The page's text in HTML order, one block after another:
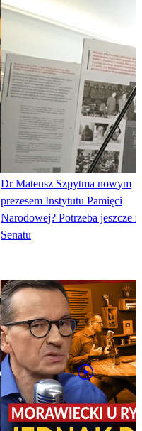
Dr Mateusz Szpytma nowym
prezesem Instytutu Pamięci
Narodowej? Potrzeba jeszcze
Senatu